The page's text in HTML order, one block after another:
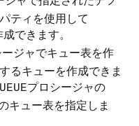
ティを使用して
できます。
ジャでキュー表を作
るキューを作成できま
プロシージャの
キュー表を指定しま